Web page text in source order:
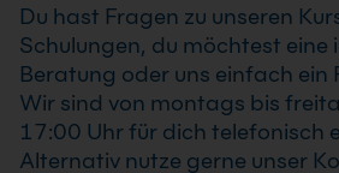
Unternehmens an.
Du hast Fragen zu unseren
Schulungen, du möchtest eine
Beratung oder uns einfach ein
Wir sind von montags bis
17:00 Uhr für dich telefonisch
Alternativ nutze gerne unser